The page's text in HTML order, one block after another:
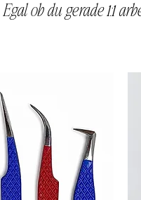
Egal ob du gerade 1:1